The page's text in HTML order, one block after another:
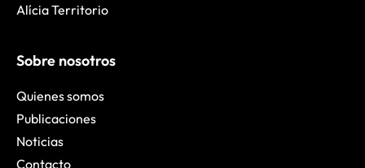
Alícia Territorio
Sobre nosotros
Quienes somos
Publicaciones
Noticias
Contacto